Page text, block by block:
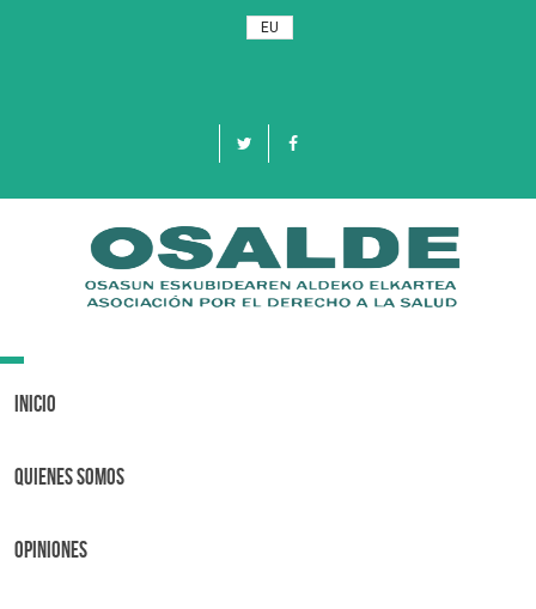
EU
Toggle
Inicio
Quienes Somos
OPINIONES